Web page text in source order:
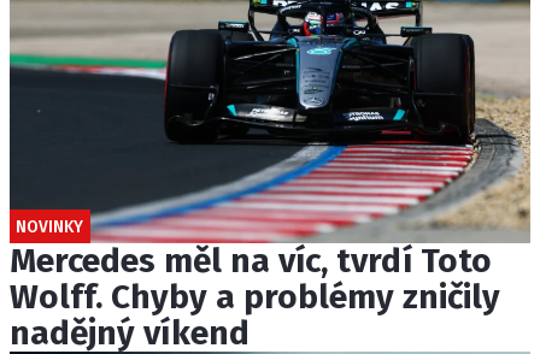
NOVINKY
Mercedes měl na víc, tvrdí Toto
Wolff. Chyby a problémy zničily
nadějný víkend